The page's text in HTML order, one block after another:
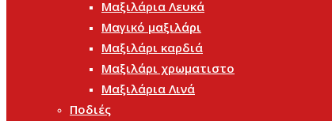
Μαξιλάρια Λευκά
Μαγικό μαξιλάρι
Μαξιλάρι καρδιά
Μαξιλάρι χρωματιστο
Μαξιλάρια Λινά
Ποδιές